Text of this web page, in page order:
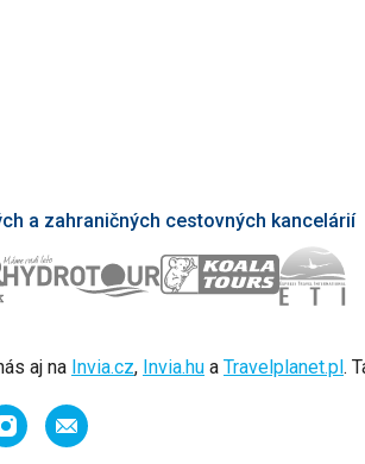
a zahraničných cestovných kancelárií
aj na Invia.cz, Invia.hu a Travelplanet.pl.
InstagramOdporučiť